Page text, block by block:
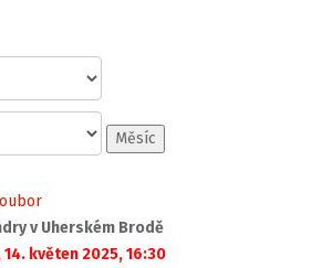
Měsíc
v Uherském Brodě
květen 2025, 16:30